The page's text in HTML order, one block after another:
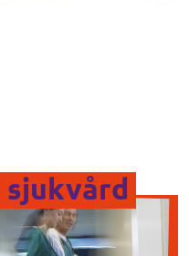
sjukvård